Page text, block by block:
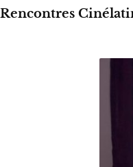
Rencontres